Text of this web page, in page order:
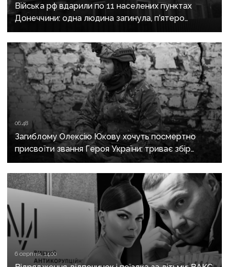
Війська рф вдарили по 11 населених пунктах
Донеччини: одна людина загинула, п’ятеро
поранені
06:48
Загиблому Олексію Юкову хочуть посмертно
присвоїти звання Героя України: триває збір
підписів
6 серпня, 14:00